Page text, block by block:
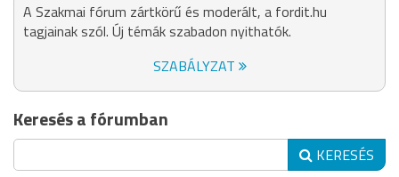
A Szakmai fórum zártkörű és moderált, a fordit.hu
tagjainak szól. Új témák szabadon nyithatók.
SZABÁLYZAT
Keresés a fórumban
KERESÉS